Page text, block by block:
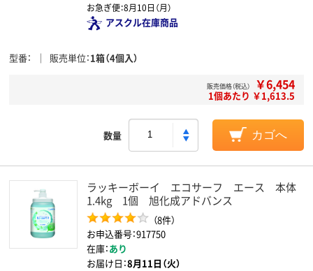
お急ぎ便：8月10日（月）
アスクル在庫商品
型番 販売単位 1箱（4個入）
販売価格（税込） ￥6,454
1個あたり ￥1,613.5
数量 カゴへ
ラッキーボーイ エコサーフ エース 本体
1.4kg 1個 旭化成アドバンス
（8件）
お申込番号：917750
在庫：あり
お届け日：8月11日（火）